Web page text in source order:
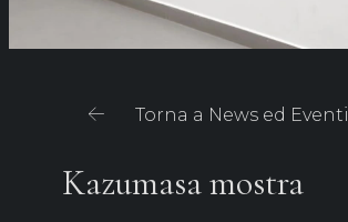
Torna a News ed Eventi
Kazumasa mostra